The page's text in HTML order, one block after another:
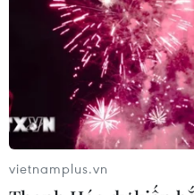
vietnamplus.vn